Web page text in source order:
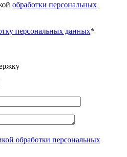
обработки персональных
персональных данных*
обработки персональных